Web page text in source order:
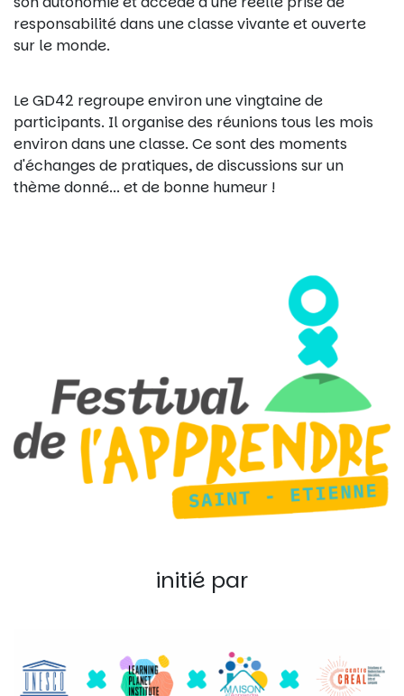
responsabilité dans une classe vivante et ouverte
sur le monde.
Le GD42 regroupe environ une vingtaine de
participants. Il organise des réunions tous les mois
environ dans une classe. Ce sont des moments
d'échanges de pratiques, de discussions sur un
thème donné... et de bonne humeur !
initié par